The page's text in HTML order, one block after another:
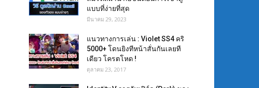
แบบที่ง่ายที่สุด
มีนาคม 29, 2023
แนวทางการเล่น : Violet SS4 คริ
5000+ โดนยิงทีหน้าสั่นกันเลยที
เดียว โครตโหด !
ตุลาคม 23, 2017